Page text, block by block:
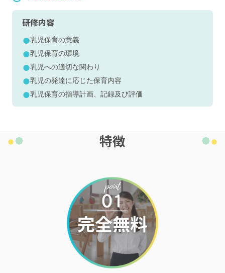
研修内容
乳児保育の意義
乳児保育の環境
乳児への適切な関わり
乳児の発達に応じた保育内容
乳児保育の指導計画、記録及び評価
特徴